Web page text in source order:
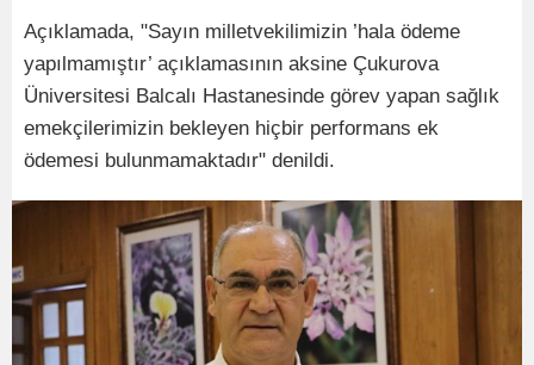
Açıklamada, "Sayın milletvekilimizin ’hala ödeme
yapılmamıştır’ açıklamasının aksine Çukurova
Üniversitesi Balcalı Hastanesinde görev yapan sağlık
emekçilerimizin bekleyen hiçbir performans ek
ödemesi bulunmamaktadır" denildi.